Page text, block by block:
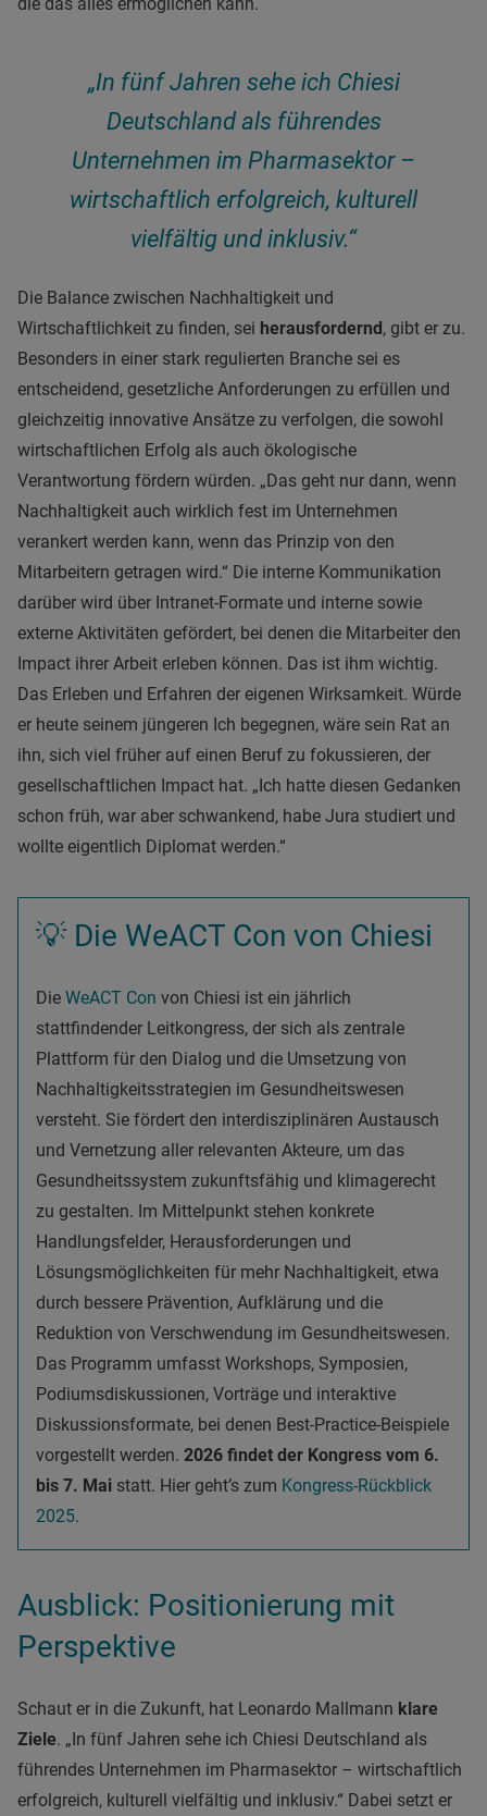
„In fünf Jahren sehe ich Chiesi
Deutschland als führendes
Unternehmen im Pharmasektor –
wirtschaftlich erfolgreich, kulturell
vielfältig und inklusiv.“
Die Balance zwischen Nachhaltigkeit und
Wirtschaftlichkeit zu finden, sei herausfordernd, gibt er zu.
Besonders in einer stark regulierten Branche sei es
entscheidend, gesetzliche Anforderungen zu erfüllen und
gleichzeitig innovative Ansätze zu verfolgen, die sowohl
wirtschaftlichen Erfolg als auch ökologische
Verantwortung fördern würden. „Das geht nur dann, wenn
Nachhaltigkeit auch wirklich fest im Unternehmen
verankert werden kann, wenn das Prinzip von den
Mitarbeitern getragen wird.“ Die interne Kommunikation
darüber wird über Intranet-Formate und interne sowie
externe Aktivitäten gefördert, bei denen die Mitarbeiter den
Impact ihrer Arbeit erleben können. Das ist ihm wichtig.
Das Erleben und Erfahren der eigenen Wirksamkeit. Würde
er heute seinem jüngeren Ich begegnen, wäre sein Rat an
ihn, sich viel früher auf einen Beruf zu fokussieren, der
gesellschaftlichen Impact hat. „Ich hatte diesen Gedanken
schon früh, war aber schwankend, habe Jura studiert und
wollte eigentlich Diplomat werden.“
💡 Die WeACT Con von Chiesi
Die WeACT Con von Chiesi ist ein jährlich
stattfindender Leitkongress, der sich als zentrale
Plattform für den Dialog und die Umsetzung von
Nachhaltigkeitsstrategien im Gesundheitswesen
versteht. Sie fördert den interdisziplinären Austausch
und Vernetzung aller relevanten Akteure, um das
Gesundheitssystem zukunftsfähig und klimagerecht
zu gestalten. Im Mittelpunkt stehen konkrete
Handlungsfelder, Herausforderungen und
Lösungsmöglichkeiten für mehr Nachhaltigkeit, etwa
durch bessere Prävention, Aufklärung und die
Reduktion von Verschwendung im Gesundheitswesen.
Das Programm umfasst Workshops, Symposien,
Podiumsdiskussionen, Vorträge und interaktive
Diskussionsformate, bei denen Best-Practice-Beispiele
vorgestellt werden. 2026 findet der Kongress vom 6.
bis 7. Mai statt. Hier geht’s zum Kongress-Rückblick
2025.
Ausblick: Positionierung mit
Perspektive
Schaut er in die Zukunft, hat Leonardo Mallmann klare
Ziele. „In fünf Jahren sehe ich Chiesi Deutschland als
führendes Unternehmen im Pharmasektor – wirtschaftlich
erfolgreich, kulturell vielfältig und inklusiv.“ Dabei setzt er